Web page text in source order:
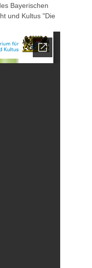
Bayerischen
und Kultus "Die